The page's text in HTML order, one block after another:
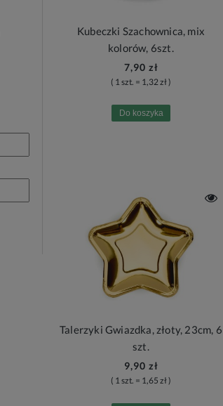
Kubeczki Szachownica, mix
kolorów, 6szt.
7,90 zł
( 1 szt. = 1,32 zł )
Do koszyka
Talerzyki Gwiazdka, złoty, 23cm, 6
szt.
9,90 zł
( 1 szt. = 1,65 zł )